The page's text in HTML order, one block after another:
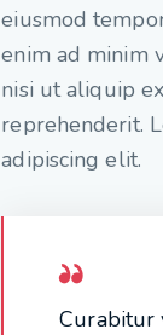
eiusmod
enim ad minim
nisi ut aliquip
reprehenderit.
adipiscing elit.
Curabitur